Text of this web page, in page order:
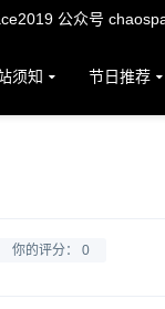
公众号
须知 节日推荐
你的评分： 0